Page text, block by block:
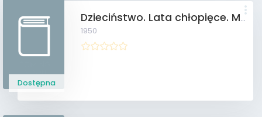
Dostępna
Dzieciństwo. Lata chłopięce. Młodość
1950